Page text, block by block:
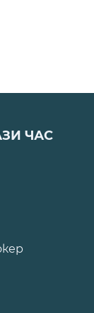
ЧАС